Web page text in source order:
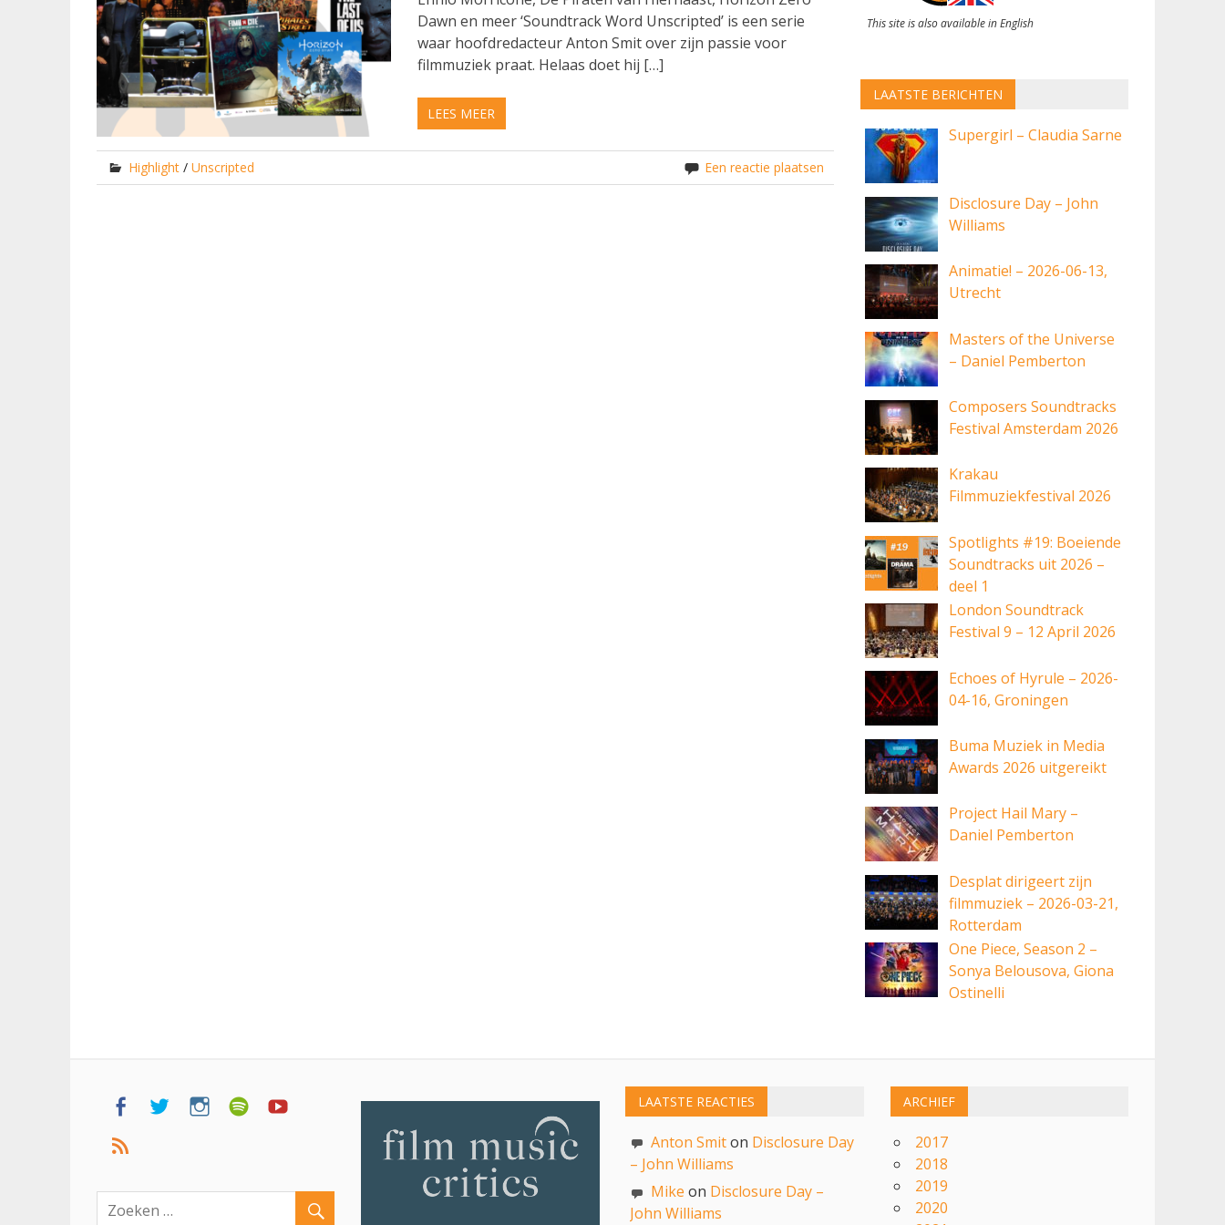
Dawn en meer ‘Soundtrack Word Unscripted’ is een serie
waar hoofdredacteur Anton Smit over zijn passie voor
filmmuziek praat. Helaas doet hij […]
LEES MEER
Highlight/ Unscripted Een reactie plaatsen
This site is also available in English
LAATSTE BERICHTEN
Supergirl – Claudia Sarne
Disclosure Day – John
Williams
Animatie! – 2026-06-13,
Utrecht
Masters of the Universe
– Daniel Pemberton
Composers Soundtracks
Festival Amsterdam 2026
Krakau
Filmmuziekfestival 2026
Spotlights #19: Boeiende
Soundtracks uit 2026 –
deel 1
London Soundtrack
Festival 9 – 12 April 2026
Echoes of Hyrule – 2026-
04-16, Groningen
Buma Muziek in Media
Awards 2026 uitgereikt
Project Hail Mary –
Daniel Pemberton
Desplat dirigeert zijn
filmmuziek – 2026-03-21,
Rotterdam
One Piece, Season 2 –
Sonya Belousova, Giona
Ostinelli
LAATSTE REACTIES
Anton Smiton Disclosure Day
– John Williams
Mike on Disclosure Day –
John Williams
ARCHIEF
2017
2018
2019
2020